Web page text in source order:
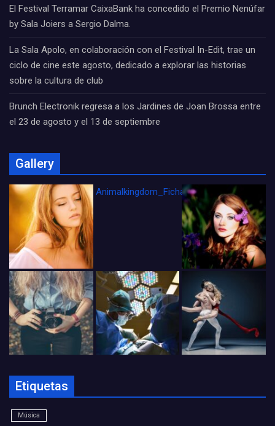
El Festival Terramar CaixaBank ha concedido el Premio Nenúfar
by Sala Joiers a Sergio Dalma.
La Sala Apolo, en colaboración con el Festival In-Edit, trae un
ciclo de cine este agosto, dedicado a explorar las historias
sobre la cultura de club
Brunch Electronik regresa a los Jardines de Joan Brossa entre
el 23 de agosto y el 13 de septiembre
Gallery
Animalkingdom_FichaCine
Etiquetas
Música